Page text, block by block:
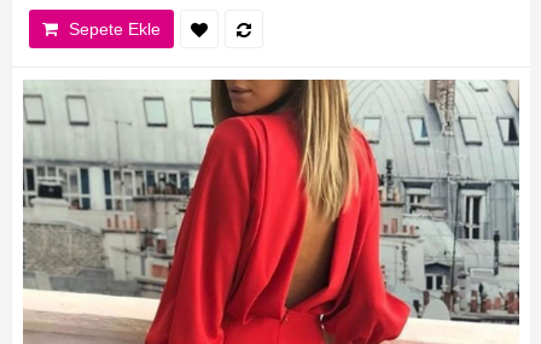
Sepete Ekle